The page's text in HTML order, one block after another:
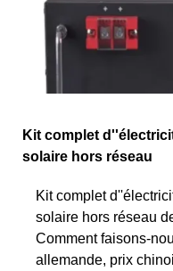
Kit complet
solaire hors réseau
Kit complet
solaire hors réseau
Comment faisons-
allemande, prix